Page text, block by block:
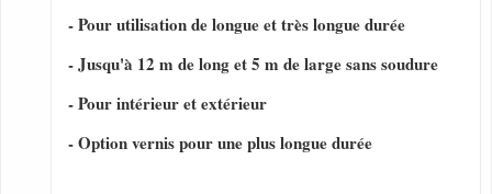
- Pour utilisation de longue et très longue durée
- Jusqu'à 12 m de long et 5 m de large sans soudure
- Pour intérieur et extérieur
- Option vernis pour une plus longue durée